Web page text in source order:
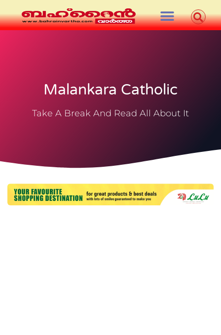
Malankara Catholic
Take A Break And Read All About It